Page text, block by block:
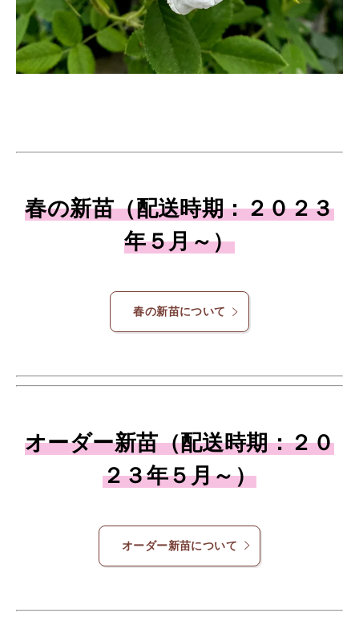
春の新苗（配送時期：２０２３
年５月～）
春の新苗について
オーダー新苗（配送時期：２０
２３年５月～）
オーダー新苗について